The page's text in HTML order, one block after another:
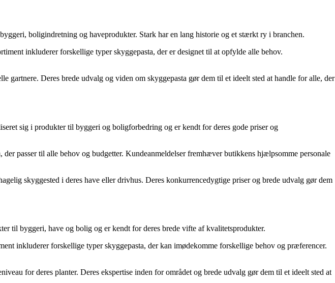
boligindretning og haveprodukter. Stark har en lang historie og et stærkt ry i branchen.
inkluderer forskellige typer skyggepasta, der er designet til at opfylde alle behov.
gartnere. Deres brede udvalg og viden om skyggepasta gør dem til et ideelt sted at handle for alle, der
sig i produkter til byggeri og boligforbedring og er kendt for deres gode priser og
passer til alle behov og budgetter. Kundeanmeldelser fremhæver butikkens hjælpsomme personale
skyggested i deres have eller drivhus. Deres konkurrencedygtige priser og brede udvalg gør dem
til byggeri, have og bolig og er kendt for deres brede vifte af kvalitetsprodukter.
inkluderer forskellige typer skyggepasta, der kan imødekomme forskellige behov og præferencer.
for deres planter. Deres ekspertise inden for området og brede udvalg gør dem til et ideelt sted at